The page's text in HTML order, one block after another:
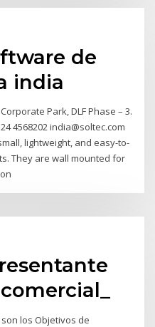
de
india
Park, DLF Phase – 3.
4568202 india@soltec.com
lightweight, and easy-to-
They are wall mounted for
los Objetivos de